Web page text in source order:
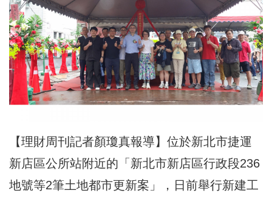
【理財周刊記者顏瓊真報導】位於新北市捷運
新店區公所站附近的「新北市新店區行政段236
地號等2筆土地都市更新案」，日前舉行新建工